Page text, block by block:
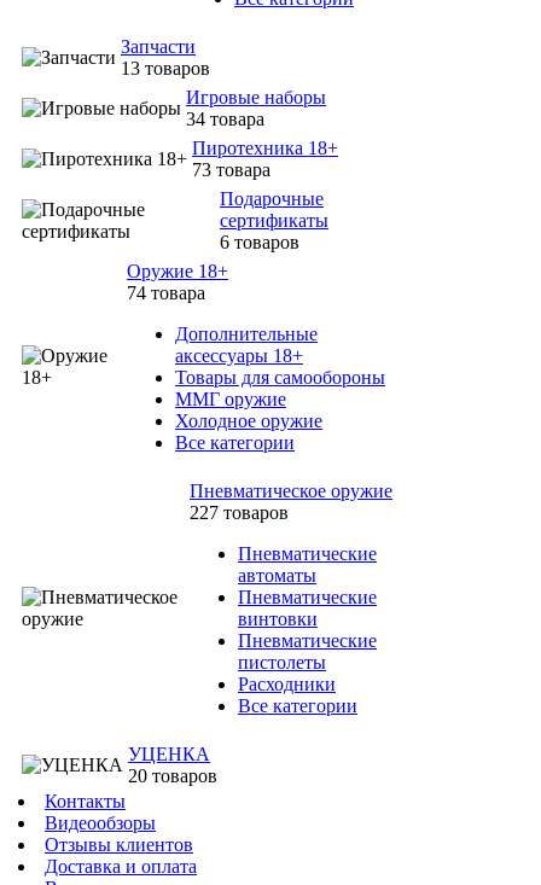
Запчасти
13 товаров
Игровые наборы
34 товара
Пиротехника 18+
73 товара
Подарочные
сертификаты
6 товаров
Оружие 18+
74 товара
Дополнительные
аксессуары 18+
Товары для самообороны
ММГ оружие
Холодное оружие
Все категории
Пневматическое оружие
227 товаров
Пневматические
автоматы
Пневматические
винтовки
Пневматические
пистолеты
Расходники
Все категории
УЦЕНКА
20 товаров
Контакты
Видеообзоры
Отзывы клиентов
Доставка и оплата